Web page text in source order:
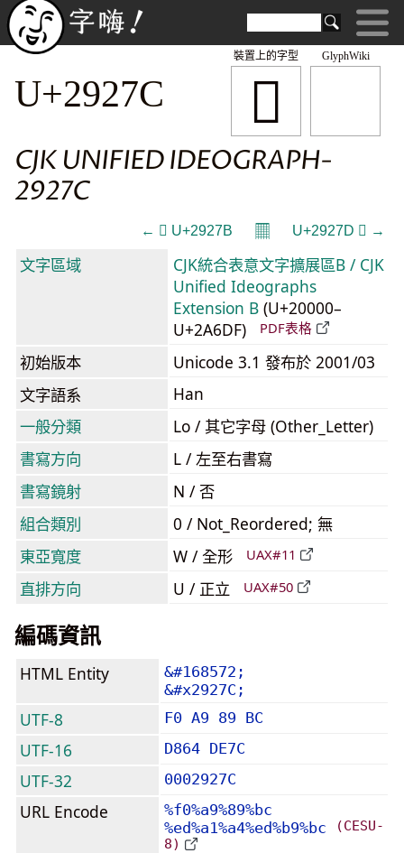
GlyphWiki
𩉼
裝置上的字型
U+2927C
CJK UNIFIED IDEOGRAPH-
2927C
← 𩉻 U+2927B 𝄜 U+2927D 𩉽 →
文字區域
CJK統合表意文字擴展區B / CJK
Unified Ideographs
Extension B (U+20000–
U+2A6DF)
PDF表格
初始版本
Unicode 3.1 發布於 2001/03
文字語系
Han
一般分類
Lo / 其它字母 (Other_Letter)
書寫方向
L / 左至右書寫
書寫鏡射
N / 否
組合類別
0 / Not_Reordered; 無
東亞寬度
W / 全形 UAX#11
直排方向 U / 正立 UAX#50
編碼資訊
HTML Entity
&#168572;
&#x2927C;
UTF-8 F0 A9 89 BC
UTF-16 D864 DE7C
UTF-32 0002927C
URL Encode
%f0%a9%89%bc
%ed%a1%a4%ed%b9%bc
(CESU-
8)